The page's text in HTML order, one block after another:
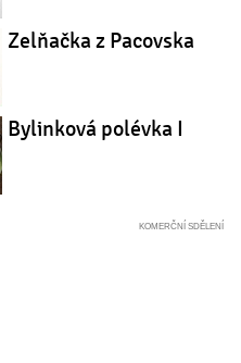
Zelňačka z Pacovska
Bylinková polévka I